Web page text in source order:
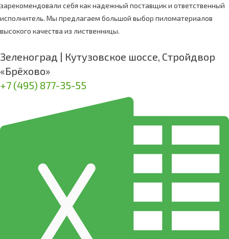
зарекомендовали себя как надежный поставщик и ответственный
исполнитель. Мы предлагаем большой выбор пиломатериалов
высокого качества из лиственницы.
Зеленоград | Кутузовское шоссе, Стройдвор
«Брёхово»
+7 (495) 877-35-55